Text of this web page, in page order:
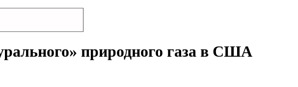
природного газа в США